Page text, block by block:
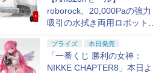
roborock、20,000Paの強力
吸引の水拭き両用ロボット掃
除機「Qrevo Curv 2 Flow」
がお買い得！
プライズ 本日発売
「一番くじ 勝利の女神：
NIKKE CHAPTER8」本日よ